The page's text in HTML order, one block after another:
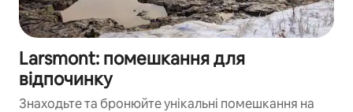
Larsmont: помешкання для
відпочинку
Знаходьте та бронюйте унікальні помешкання на